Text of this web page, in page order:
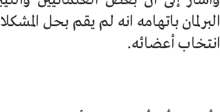
البرلمان باتهامه انه لم يقم بحل
انتخاب أعضائه.